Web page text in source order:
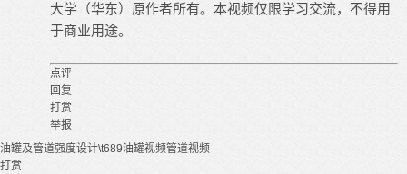
大学（华东）原作者所有。本视频仅限学习交流，不得用
于商业用途。
点评
回复
打赏
举报
油罐及管道强度设计\t689油罐视频管道视频
打赏